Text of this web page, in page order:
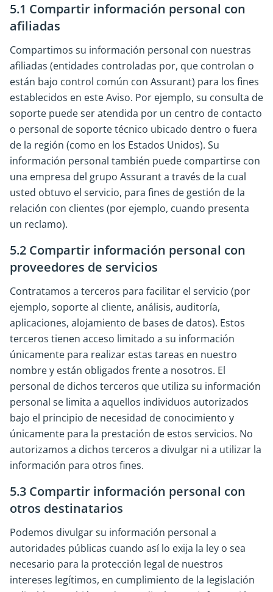
5.1 Compartir información personal con
afiliadas
Compartimos su información personal con nuestras
afiliadas (entidades controladas por, que controlan o
están bajo control común con Assurant) para los fines
establecidos en este Aviso. Por ejemplo, su consulta de
soporte puede ser atendida por un centro de contacto
o personal de soporte técnico ubicado dentro o fuera
de la región (como en los Estados Unidos). Su
información personal también puede compartirse con
una empresa del grupo Assurant a través de la cual
usted obtuvo el servicio, para fines de gestión de la
relación con clientes (por ejemplo, cuando presenta
un reclamo).
5.2 Compartir información personal con
proveedores de servicios
Contratamos a terceros para facilitar el servicio (por
ejemplo, soporte al cliente, análisis, auditoría,
aplicaciones, alojamiento de bases de datos). Estos
terceros tienen acceso limitado a su información
únicamente para realizar estas tareas en nuestro
nombre y están obligados frente a nosotros. El
personal de dichos terceros que utiliza su información
personal se limita a aquellos individuos autorizados
bajo el principio de necesidad de conocimiento y
únicamente para la prestación de estos servicios. No
autorizamos a dichos terceros a divulgar ni a utilizar la
información para otros fines.
5.3 Compartir información personal con
otros destinatarios
Podemos divulgar su información personal a
autoridades públicas cuando así lo exija la ley o sea
necesario para la protección legal de nuestros
intereses legítimos, en cumplimiento de la legislación